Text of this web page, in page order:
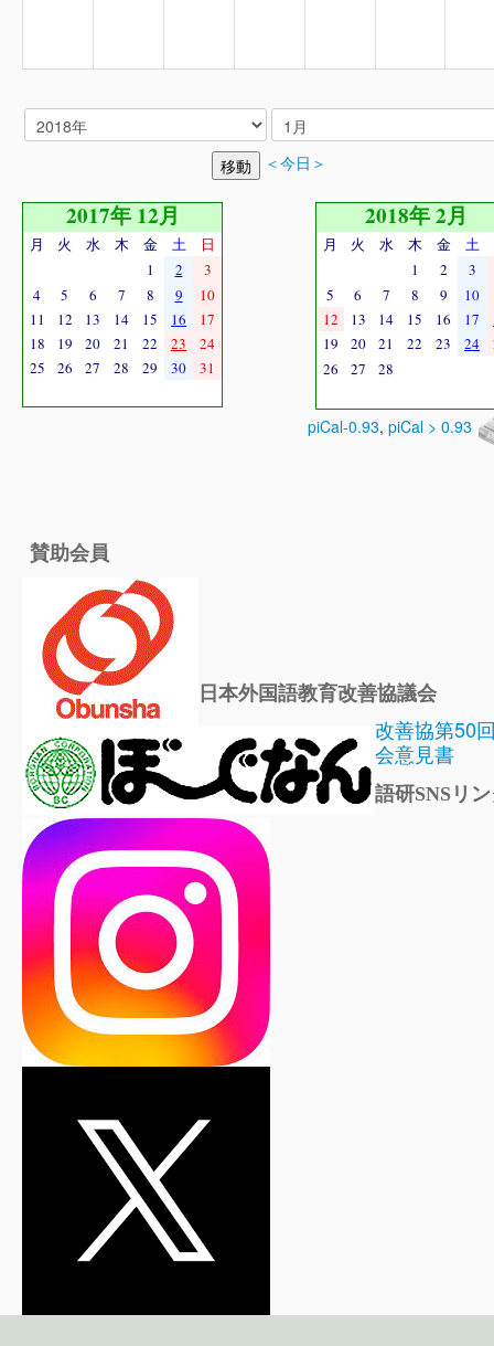
＜今日＞
2017年 12月
月 火 水 木 金 土
日
1
2
3
4
5 6 7 8 9
10
11
12 13 14 15 16
17
18
19 20 21 22 23
24
25
26 27 28 29 30 31
2018年 2月
月 火 水 木 金 土
1
2
3
5
6 7 8 9 10
12
13 14 15 16 17
19
20 21 22 23 24
26
27 28
piCal-0.93, piCal > 0.93
賛助会員
日本外国語教育改善協議会
改善協第50
会意見書
語研SNSリ